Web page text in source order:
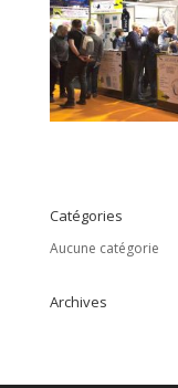
Catégories
Aucune catégorie
Archives